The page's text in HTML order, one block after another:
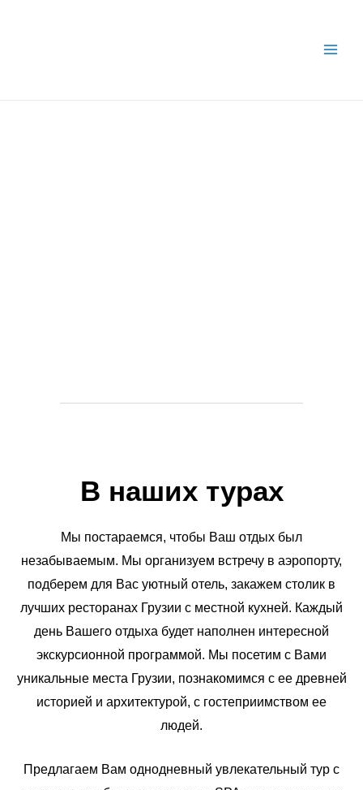
В наших турах
Мы постараемся, чтобы Ваш отдых был
незабываемым. Мы организуем встречу в аэропорту,
подберем для Вас уютный отель, закажем столик в
лучших ресторанах Грузии с местной кухней. Каждый
день Вашего отдыха будет наполнен интересной
экскурсионной программой. Мы посетим с Вами
уникальные места Грузии, познакомимся с ее древней
историей и архитектурой, с гостеприимством ее
людей.
Предлагаем Вам однодневный увлекательный тур с